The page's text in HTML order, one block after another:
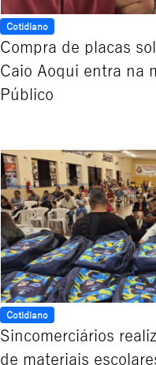
Cotidiano
Compra de placas
Caio Aoqui entra na
Público
Cotidiano
Sincomerciários
de materiais